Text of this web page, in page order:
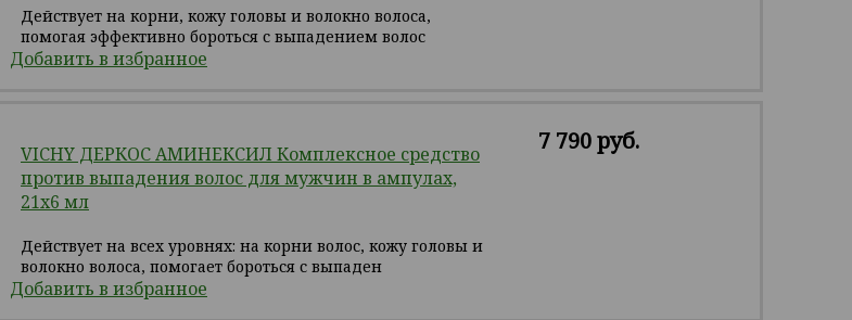
Действует на корни, кожу головы и волокно волоса,
помогая эффективно бороться с выпадением волос
Добавить в избранное
VICHY ДЕРКОС АМИНЕКСИЛ Комплексное средство
против выпадения волос для мужчин в ампулах,
21х6 мл
Действует на всех уровнях: на корни волос, кожу головы и
волокно волоса, помогает бороться с выпаден
Добавить в избранное
7 790 руб.